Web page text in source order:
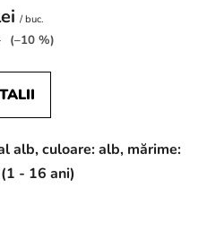
/ buc.
(–10 %)
alb, culoare: alb, mărime:
- 16 ani)